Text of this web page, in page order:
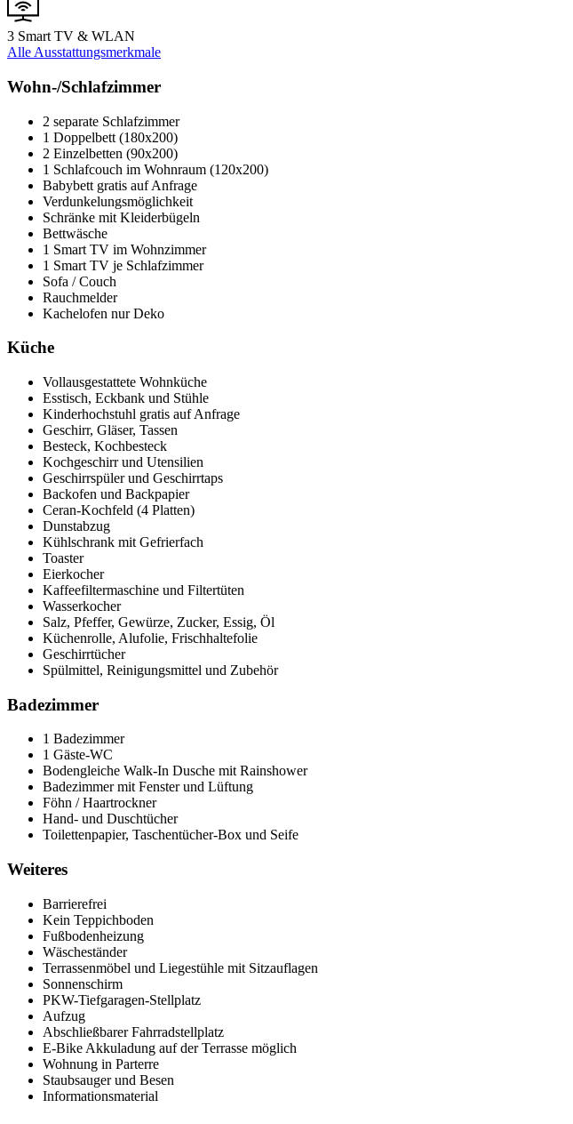
3 Smart TV & WLAN
Alle Ausstattungsmerkmale
Wohn-/Schlafzimmer
2 separate Schlafzimmer
1 Doppelbett (180x200)
2 Einzelbetten (90x200)
1 Schlafcouch im Wohnraum (120x200)
Babybett gratis auf Anfrage
Verdunkelungsmöglichkeit
Schränke mit Kleiderbügeln
Bettwäsche
1 Smart TV im Wohnzimmer
1 Smart TV je Schlafzimmer
Sofa / Couch
Rauchmelder
Kachelofen nur Deko
Küche
Vollausgestattete Wohnküche
Esstisch, Eckbank und Stühle
Kinderhochstuhl gratis auf Anfrage
Geschirr, Gläser, Tassen
Besteck, Kochbesteck
Kochgeschirr und Utensilien
Geschirrspüler und Geschirrtaps
Backofen und Backpapier
Ceran-Kochfeld (4 Platten)
Dunstabzug
Kühlschrank mit Gefrierfach
Toaster
Eierkocher
Kaffeefiltermaschine und Filtertüten
Wasserkocher
Salz, Pfeffer, Gewürze, Zucker, Essig, Öl
Küchenrolle, Alufolie, Frischhaltefolie
Geschirrtücher
Spülmittel, Reinigungsmittel und Zubehör
Badezimmer
1 Badezimmer
1 Gäste-WC
Bodengleiche Walk-In Dusche mit Rainshower
Badezimmer mit Fenster und Lüftung
Föhn / Haartrockner
Hand- und Duschtücher
Toilettenpapier, Taschentücher-Box und Seife
Weiteres
Barrierefrei
Kein Teppichboden
Fußbodenheizung
Wäscheständer
Terrassenmöbel und Liegestühle mit Sitzauflagen
Sonnenschirm
PKW-Tiefgaragen-Stellplatz
Aufzug
Abschließbarer Fahrradstellplatz
E-Bike Akkuladung auf der Terrasse möglich
Wohnung in Parterre
Staubsauger und Besen
Informationsmaterial